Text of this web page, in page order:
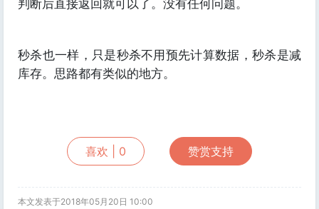
判断后直接返回就可以了。没有任何问题。
秒杀也一样，只是秒杀不用预先计算数据，秒杀是减
库存。思路都有类似的地方。
喜欢 | 0 赞赏支持
本文发表于2018年05月20日 10:00